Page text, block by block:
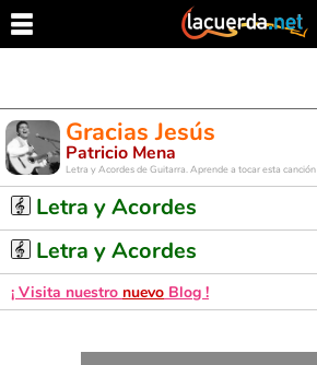
Gracias Jesús
Patricio Mena
Letra y Acordes de Guitarra. Aprende a tocar esta canción
Letra y Acordes
Letra y Acordes
¡ Visita nuestro nuevo Blog !